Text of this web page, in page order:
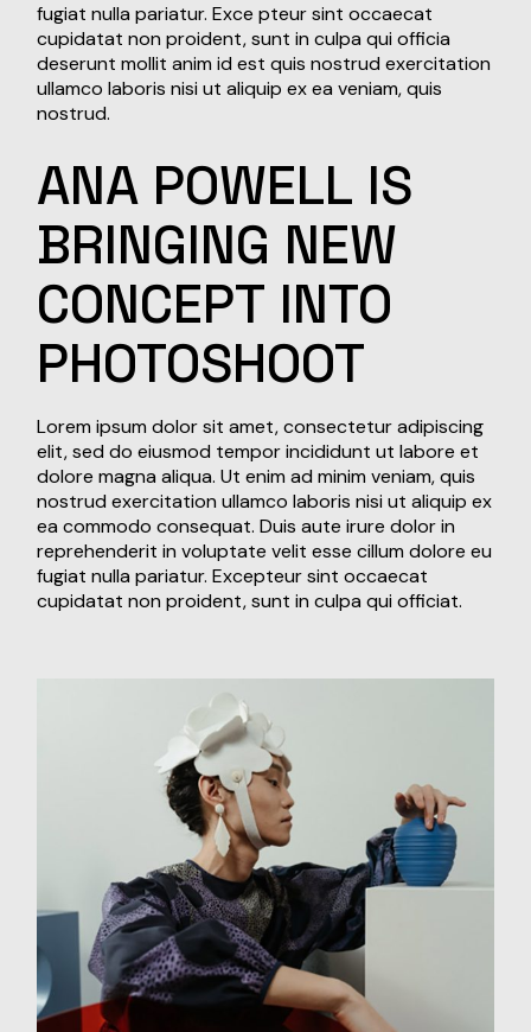
fugiat nulla pariatur. Exce pteur sint occaecat
cupidatat non proident, sunt in culpa qui officia
deserunt mollit anim id est quis nostrud exercitation
ullamco laboris nisi ut aliquip ex ea veniam, quis
nostrud.
ANA POWELL IS
BRINGING NEW
CONCEPT INTO
PHOTOSHOOT
Lorem ipsum dolor sit amet, consectetur adipiscing
elit, sed do eiusmod tempor incididunt ut labore et
dolore magna aliqua. Ut enim ad minim veniam, quis
nostrud exercitation ullamco laboris nisi ut aliquip ex
ea commodo consequat. Duis aute irure dolor in
reprehenderit in voluptate velit esse cillum dolore eu
fugiat nulla pariatur. Excepteur sint occaecat
cupidatat non proident, sunt in culpa qui officiat.